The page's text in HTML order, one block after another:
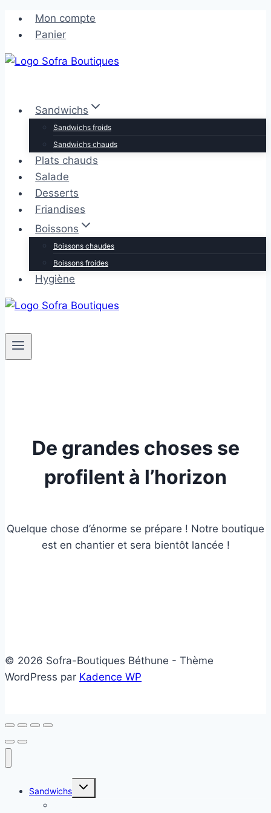
Aller
contenu
Aller
contenu
Mon compte
Panier
Sandwichs
Sandwichs froids
Sandwichs chauds
Plats chauds
Salade
Desserts
Friandises
Boissons
Boissons chaudes
Boissons froides
Hygiène
De grandes choses se
profilent à l’horizon
Quelque chose d’énorme se prépare ! Notre boutique
est en chantier et sera bientôt lancée !
© 2026 Sofra-Boutiques Béthune - Thème
WordPress par Kadence WP
Sandwichs
Ouvrir/fermer